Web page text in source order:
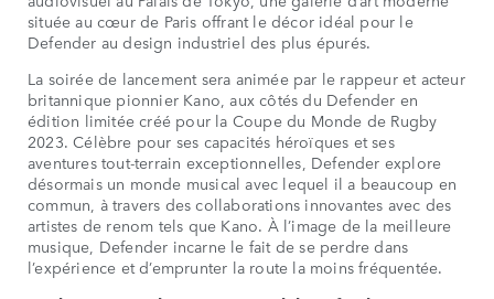
située au cœur de Paris offrant le décor idéal pour le
Defender au design industriel des plus épurés.
La soirée de lancement sera animée par le rappeur et acteur
britannique pionnier Kano, aux côtés du Defender en
édition limitée créé pour la Coupe du Monde de Rugby
2023. Célèbre pour ses capacités héroïques et ses
aventures tout-terrain exceptionnelles, Defender explore
désormais un monde musical avec lequel il a beaucoup en
commun, à travers des collaborations innovantes avec des
artistes de renom tels que Kano. À l’image de la meilleure
musique, Defender incarne le fait de se perdre dans
l’expérience et d’emprunter la route la moins fréquentée.